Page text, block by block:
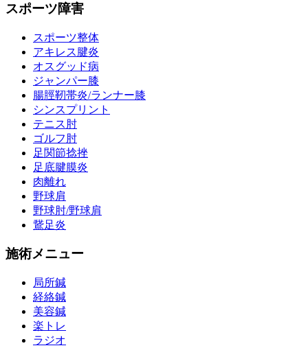
スポーツ障害
スポーツ整体
アキレス腱炎
オスグッド病
ジャンパー膝
腸脛靭帯炎/ランナー膝
シンスプリント
テニス肘
ゴルフ肘
足関節捻挫
足底腱膜炎
肉離れ
野球肩
野球肘/野球肩
鵞足炎
施術メニュー
局所鍼
経絡鍼
美容鍼
楽トレ
ラジオ